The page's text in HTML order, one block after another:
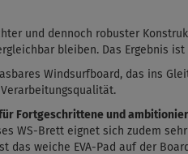
und dennoch robuster
bleiben. Das Ergebnis
Windsurfboard, das ins
Verarbeitungsqualität.
Fortgeschrittene und
WS-Brett eignet sich zudem
weiche EVA-Pad auf der